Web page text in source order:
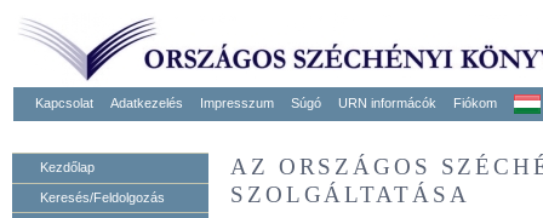
Kapcsolat Adatkezelés Impresszum Súgó URN informácók Fiókom
Kezdőlap
Keresés/Feldolgozás
AZ ORSZÁGOS
SZOLGÁLTATÁSA